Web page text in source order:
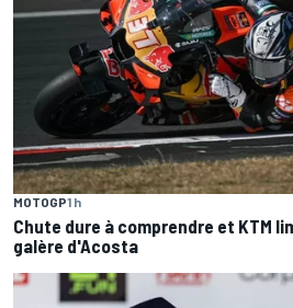
MOTOGP1 h
Chute dure à comprendre et KTM
galère d'Acosta